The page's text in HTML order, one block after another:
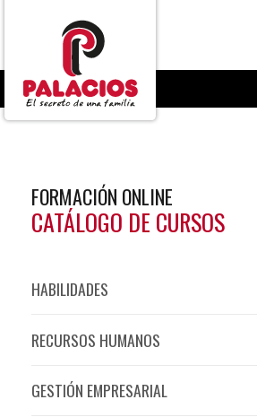
RECUPERAR CONTRASEÑA
CATÁLOGO DE CURSOS
FORMACIÓN ONLINE
HABILIDADES
RECURSOS HUMANOS
GESTIÓN EMPRESARIAL